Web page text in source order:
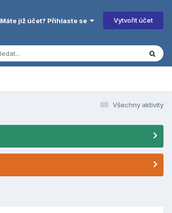
Máte již účet? Přihlaste se Vytvořit účet
Všechny aktivity